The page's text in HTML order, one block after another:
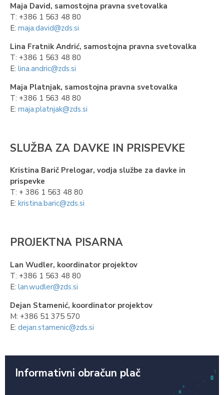
Maja David, samostojna pravna svetovalka
T: +386 1 563 48 80
E: maja.david@zds.si
Lina Fratnik Andrić, samostojna pravna svetovalka
T: +386 1 563 48 80
E: lina.andric@zds.si
Maja Platnjak, samostojna pravna svetovalka
T: +386 1 563 48 80
E: maja.platnjak@zds.si
SLUŽBA ZA DAVKE IN PRISPEVKE
Kristina Barič Prelogar, vodja službe za davke in
prispevke
T: + 386 1 563 48 80
E: kristina.baric@zds.si
PROJEKTNA PISARNA
Lan Wudler, koordinator projektov
T: +386 1 563 48 80
E: lan.wudler@zds.si
Dejan Stamenić, koordinator projektov
M: +386 51 375 570
E: dejan.stamenic@zds.si
Informativni obračun plač